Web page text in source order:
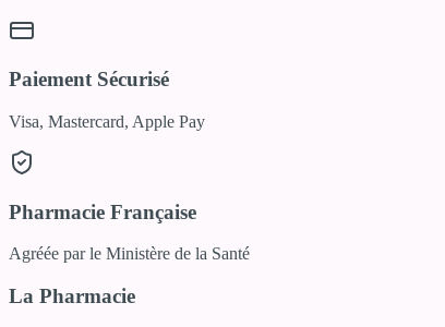
Paiement Sécurisé
Visa, Mastercard, Apple Pay
Pharmacie Française
Agréée par le Ministère de la Santé
La Pharmacie